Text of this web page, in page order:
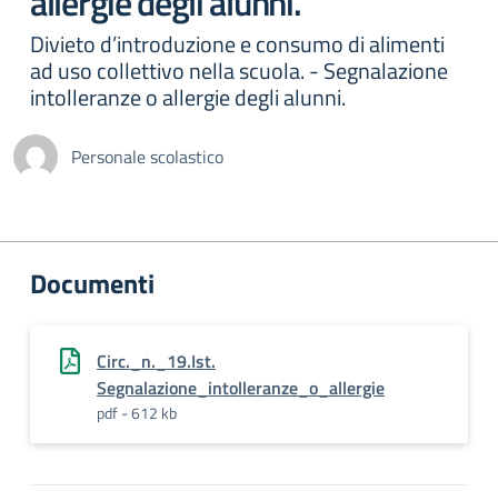
Divieto d’introduzione e consumo di alimenti
ad uso collettivo nella scuola. - Segnalazione
intolleranze o allergie degli alunni.
Personale scolastico
Documenti
Circ._n._19.Ist.
Segnalazione_intolleranze_o_allergie
pdf - 612 kb